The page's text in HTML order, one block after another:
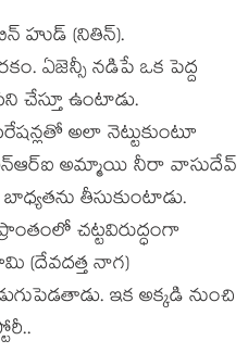
హుడ్ (నితిన్).
ఏజెన్సీ నడిపే ఒక పెద్ద
చేస్తూ ఉంటాడు.
అలా నెట్టుకుంటూ
అమ్మాయి నీరా వాసుదేవ్
బాధ్యతను తీసుకుంటాడు.
చట్టవిరుద్ధంగా
(దేవదత్త నాగ)
ఇక అక్కడి నుంచి